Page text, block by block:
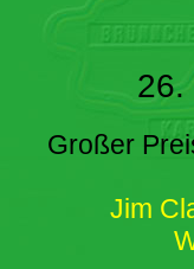
26.
Großer
Jim